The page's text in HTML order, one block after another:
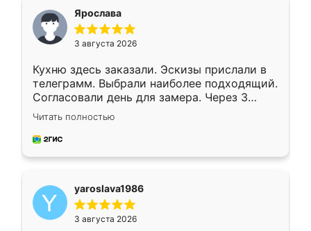
Ярослава
3 августа 2026
Кухню здесь заказали. Эскизы прислали в
телеграмм. Выбрали наиболее подходящий.
Согласовали день для замера. Через 3
недели кухня была уже готова. Остались
довольны работой. Спасибо Ренессанс
мебель за качественную работу!
Читать полностью
yaroslava1986
3 августа 2026